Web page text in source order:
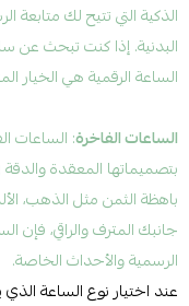
الذكية التي تتيح لك متابعة
البدنية. إذا كنت تبحث عن
الساعة الرقمية هي الخيار
الساعات الفاخرة: الساعات
بتصميماتها المعقدة
باهظة الثمن مثل الذهب،
جانبك المترف والراقي، فإن
الرسمية والأحداث الخاصة.
عند اختيار نوع الساعة